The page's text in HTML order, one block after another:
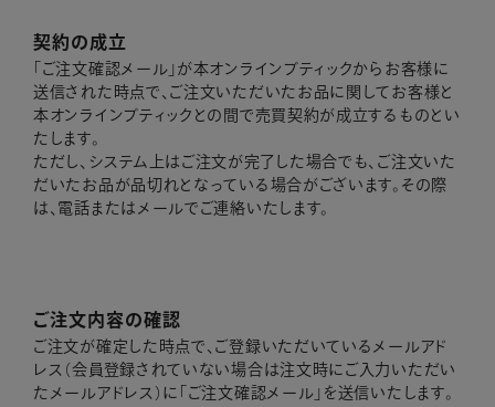
契約の成立
「ご注文確認メール」が本オンラインブティックからお客様に
送信された時点で、ご注文いただいたお品に関してお客様と
本オンラインブティックとの間で売買契約が成立するものとい
たします。
ただし、システム上はご注文が完了した場合でも、ご注文いた
だいたお品が品切れとなっている場合がございます。その際
は、電話またはメールでご連絡いたします。
ご注文内容の確認
ご注文が確定した時点で、ご登録いただいているメールアド
レス（会員登録されていない場合は注文時にご入力いただい
たメールアドレス）に「ご注文確認メール」を送信いたします。